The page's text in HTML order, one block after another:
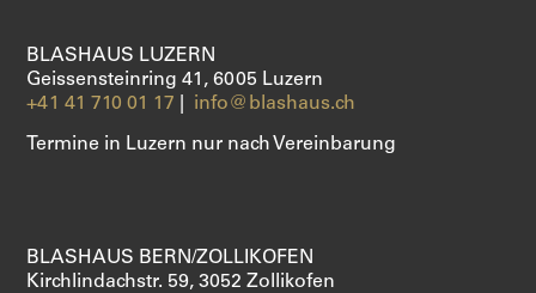
SAXOPHONE
DIENSTLEISTUNGEN
SHOP
BLASHAUS LUZERN
Geissensteinring 41, 6005 Luzern
+41 41 710 01 17
info@blashaus.ch
Termine in Luzern nur nach Vereinbarung
BLASHAUS BERN/ZOLLIKOFEN
Kirchlindachstr. 59, 3052 Zollikofen